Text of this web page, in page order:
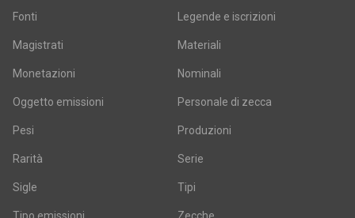
Fonti Legende e iscrizioni
Magistrati Materiali
Monetazioni Nominali
Oggetto emissioni Personale di zecca
Pesi Produzioni
Rarità Serie
Sigle Tipi